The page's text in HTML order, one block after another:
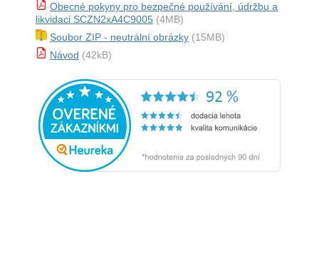
Obecné pokyny pro bezpečné používání, údržbu a
likvidaci SCZN2xA4C9005 (4MB)
Soubor ZIP - neutrální obrázky (15MB)
Návod (42kB)